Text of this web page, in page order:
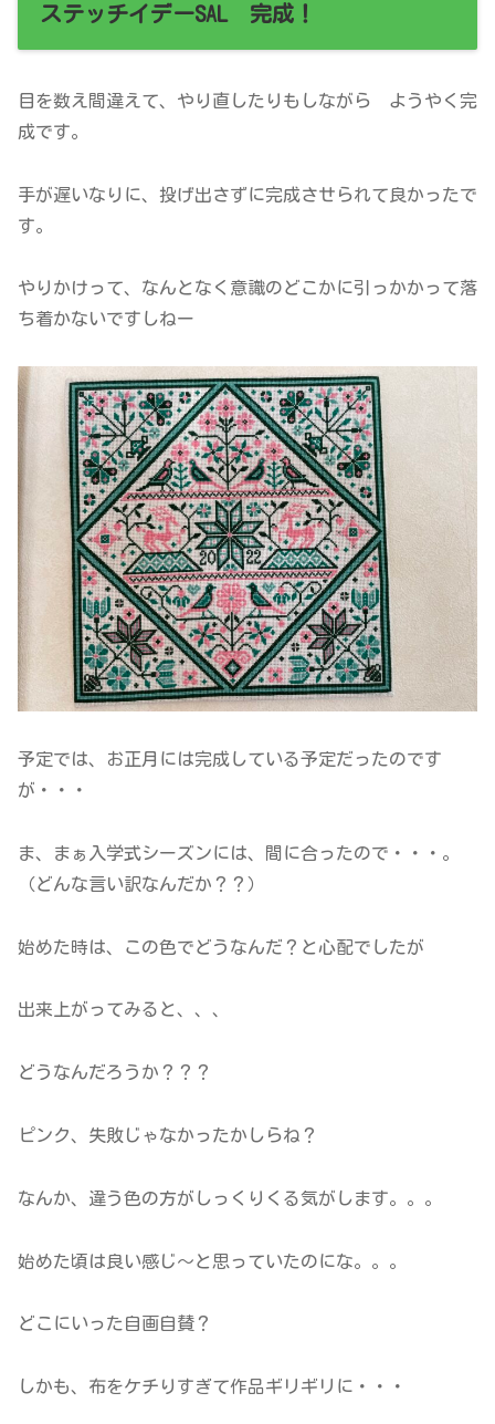
ステッチイデーSAL 完成！
目を数え間違えて、やり直したりもしながら ようやく完
成です。
手が遅いなりに、投げ出さずに完成させられて良かったで
す。
やりかけって、なんとなく意識のどこかに引っかかって落
ち着かないですしねー
予定では、お正月には完成している予定だったのです
が・・・
ま、まぁ入学式シーズンには、間に合ったので・・・。
（どんな言い訳なんだか？？）
始めた時は、この色でどうなんだ？と心配でしたが
出来上がってみると、、、
どうなんだろうか？？？
ピンク、失敗じゃなかったかしらね？
なんか、違う色の方がしっくりくる気がします。。。
始めた頃は良い感じ～と思っていたのにな。。。
どこにいった自画自賛？
しかも、布をケチりすぎて作品ギリギリに・・・